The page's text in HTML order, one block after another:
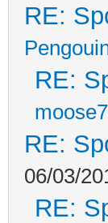
RE:
RE:
RE:
06/03/
RE: